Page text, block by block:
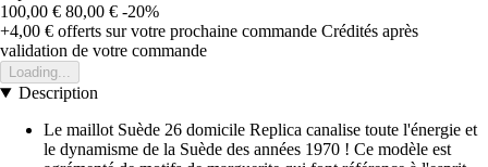
100,00 € 80,00 € -20%
+4,00 € offerts sur votre prochaine commande Crédités après
validation de votre commande
Loading...
Description
Le maillot Suède 26 domicile Replica canalise toute l'énergie et
le dynamisme de la Suède des années 1970 ! Ce modèle est